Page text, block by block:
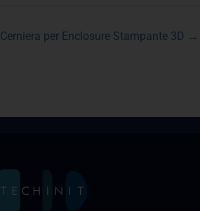
Cerniera per Enclosure Stampante 3D →